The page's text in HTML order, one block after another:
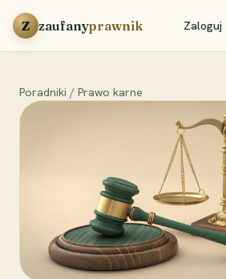
Przejdź do treści
Z zaufanyprawnik Zaloguj
Poradniki / Prawo karne